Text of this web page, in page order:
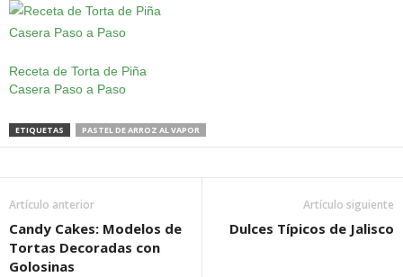
Receta de Torta de Piña
Casera Paso a Paso
ETIQUETAS PASTEL DE ARROZ AL VAPOR
Artículo anterior
Candy Cakes: Modelos de
Tortas Decoradas con
Golosinas
Artículo siguiente
Dulces Típicos de Jalisco